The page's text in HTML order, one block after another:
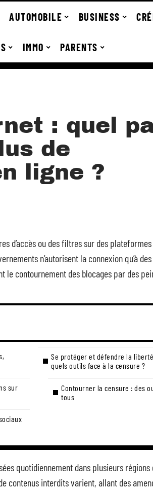
AUTOMOBILE BUSINESS
IMMO PARENTS
: quel
de
ligne ?
d’accès ou des filtres sur des
n’autorisent la connexion qu’à
le contournement des blocages par des
sur
Se protéger et défendre la liberté
quels outils face à la censure ?
Contourner la censure : des
tous
quotidiennement dans plusieurs régions
contenus interdits varient, allant des